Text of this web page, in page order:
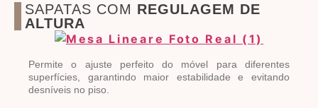
SAPATAS COM REGULAGEM DE
ALTURA
Permite o ajuste perfeito do móvel para diferentes
superfícies, garantindo maior estabilidade e evitando
desníveis no piso.